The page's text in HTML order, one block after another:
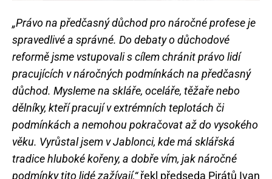
„Právo na předčasný důchod pro náročné profese je
spravedlivé a správné. Do debaty o důchodové
reformě jsme vstupovali s cílem chránit právo lidí
pracujících v náročných podmínkách na předčasný
důchod. Mysleme na skláře, oceláře, těžaře nebo
dělníky, kteří pracují v extrémních teplotách či
podmínkách a nemohou pokračovat až do vysokého
věku. Vyrůstal jsem v Jablonci, kde má sklářská
tradice hluboké kořeny, a dobře vím, jak náročné
podmínky tito lidé zažívají,“řekl předseda Pirátů Ivan